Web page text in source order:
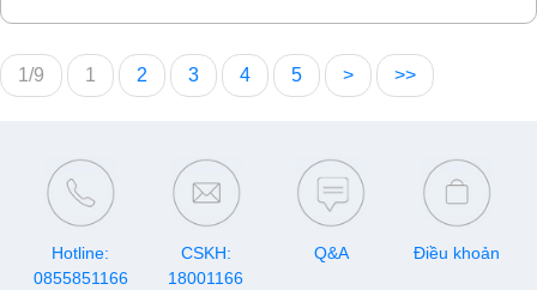
1/9 1 2 3 4 5 > >>
Hotline:
0855851166
CSKH:
18001166
Q&A Điều khoản